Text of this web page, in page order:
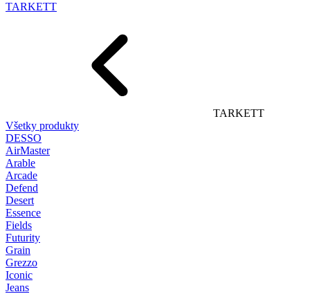
TARKETT
TARKETT
Všetky produkty
DESSO
AirMaster
Arable
Arcade
Defend
Desert
Essence
Fields
Futurity
Grain
Grezzo
Iconic
Jeans